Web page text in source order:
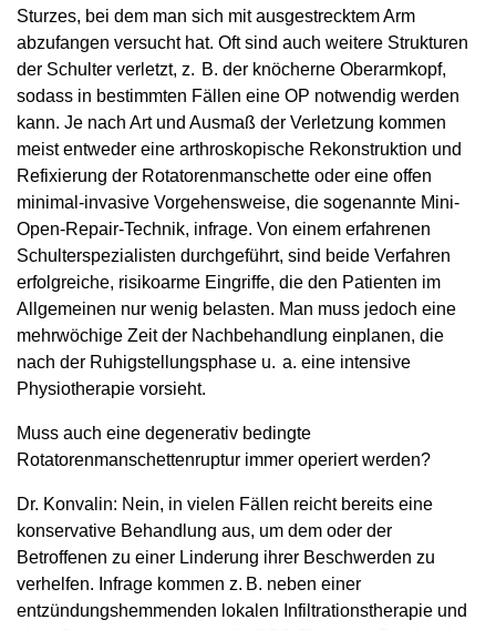
Sturzes, bei dem man sich mit ausgestrecktem Arm
abzufangen versucht hat. Oft sind auch weitere Strukturen
der Schulter verletzt, z. B. der knöcherne Oberarmkopf,
sodass in bestimmten Fällen eine OP notwendig werden
kann. Je nach Art und Ausmaß der Verletzung kommen
meist entweder eine arthroskopische Rekonstruktion und
Refixierung der Rotatorenmanschette oder eine offen
minimal-invasive Vorgehensweise, die sogenannte Mini-
Open-Repair-Technik, infrage. Von einem erfahrenen
Schulterspezialisten durchgeführt, sind beide Verfahren
erfolgreiche, risikoarme Eingriffe, die den Patienten im
Allgemeinen nur wenig belasten. Man muss jedoch eine
mehrwöchige Zeit der Nachbehandlung einplanen, die
nach der Ruhigstellungsphase u. a. eine intensive
Physiotherapie vorsieht.
Muss auch eine degenerativ bedingte
Rotatorenmanschettenruptur immer operiert werden?
Dr. Konvalin: Nein, in vielen Fällen reicht bereits eine
konservative Behandlung aus, um dem oder der
Betroffenen zu einer Linderung ihrer Beschwerden zu
verhelfen. Infrage kommen z. B. neben einer
entzündungshemmenden lokalen Infiltrationstherapie und